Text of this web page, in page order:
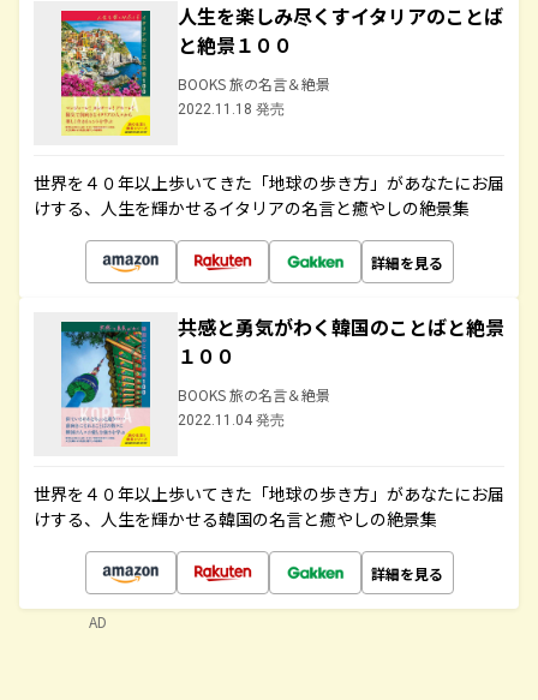
人生を楽しみ尽くすイタリアのことば
と絶景１００
BOOKS 旅の名言＆絶景
2022.11.18 発売
世界を４０年以上歩いてきた「地球の歩き方」があなたにお届
けする、人生を輝かせるイタリアの名言と癒やしの絶景集
詳細を見る
共感と勇気がわく韓国のことばと絶景
１００
BOOKS 旅の名言＆絶景
2022.11.04 発売
世界を４０年以上歩いてきた「地球の歩き方」があなたにお届
けする、人生を輝かせる韓国の名言と癒やしの絶景集
詳細を見る
AD